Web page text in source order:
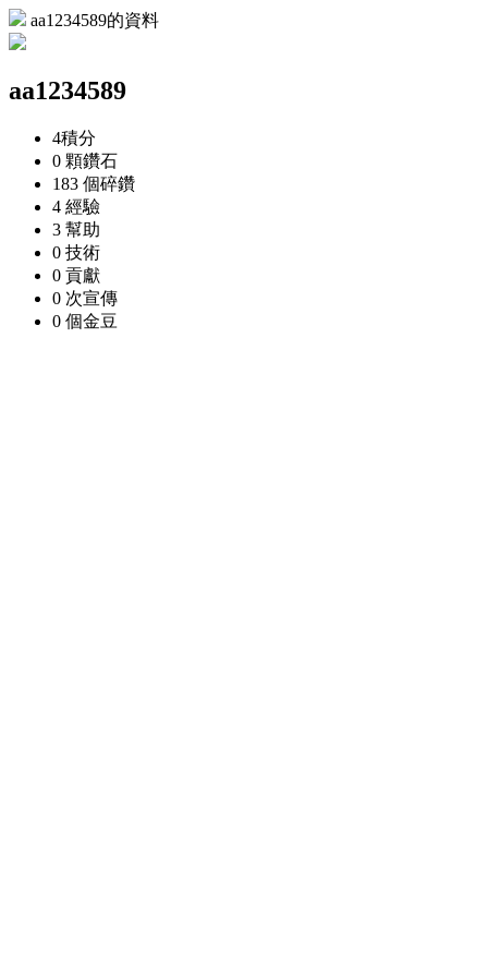
aa1234589的資料
aa1234589
4積分
0 顆鑽石
183 個碎鑽
4 經驗
3 幫助
0 技術
0 貢獻
0 次宣傳
0 個金豆